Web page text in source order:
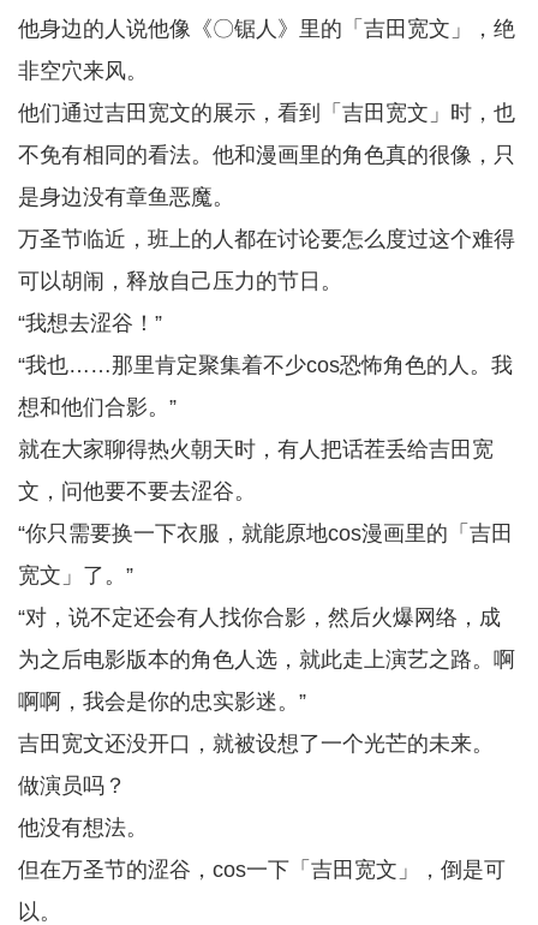
他身边的人说他像《〇锯人》里的「吉田宽文」，绝
非空穴来风。
他们通过吉田宽文的展示，看到「吉田宽文」时，也
不免有相同的看法。他和漫画里的角色真的很像，只
是身边没有章鱼恶魔。
万圣节临近，班上的人都在讨论要怎么度过这个难得
可以胡闹，释放自己压力的节日。
“我想去涩谷！”
“我也……那里肯定聚集着不少cos恐怖角色的人。我
想和他们合影。”
就在大家聊得热火朝天时，有人把话茬丢给吉田宽
文，问他要不要去涩谷。
“你只需要换一下衣服，就能原地cos漫画里的「吉田
宽文」了。”
“对，说不定还会有人找你合影，然后火爆网络，成
为之后电影版本的角色人选，就此走上演艺之路。啊
啊啊，我会是你的忠实影迷。”
吉田宽文还没开口，就被设想了一个光芒的未来。
做演员吗？
他没有想法。
但在万圣节的涩谷，cos一下「吉田宽文」，倒是可
以。